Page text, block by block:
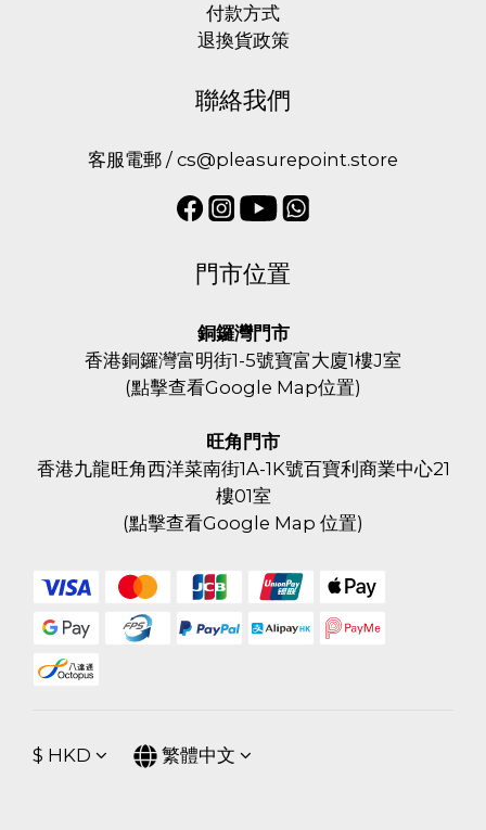
付款方式
退換貨政策
聯絡我們
客服電郵 / cs@pleasurepoint.store
門市位置
銅鑼灣門市
香港銅鑼灣富明街1-5號寶富大廈1樓J室
(點擊查看Google Map位置)
旺角門市
香港九龍旺角西洋菜南街1A-1K號百寶利商業中心21
樓01室
(點擊查看Google Map 位置)
$ HKD 繁體中文